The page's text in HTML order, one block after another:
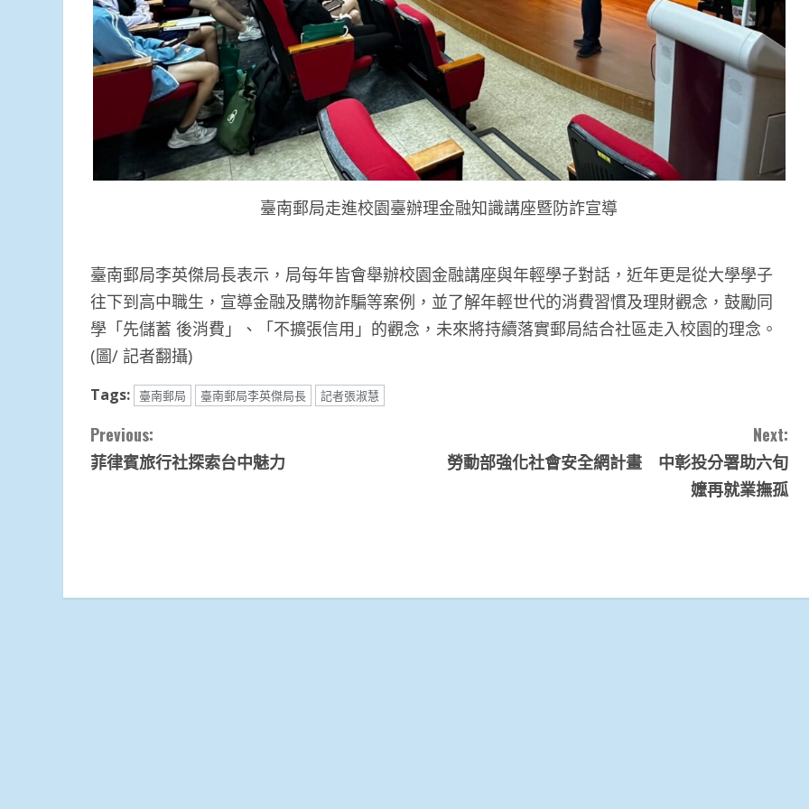
臺南郵局走進校園臺辦理金融知識講座暨防詐宣導
臺南郵局李英傑局長表示，局每年皆會舉辦校園金融講座與年輕學子對話，近年更是從大學學子
往下到高中職生，宣導金融及購物詐騙等案例，並了解年輕世代的消費習慣及理財觀念，鼓勵同
學「先儲蓄 後消費」、「不擴張信用」的觀念，未來將持續落實郵局結合社區走入校園的理念。
(圖/ 記者翻攝)
Tags: 臺南郵局 臺南郵局李英傑局長 記者張淑慧
Continue
Reading
Previous:
菲律賓旅行社探索台中魅力
Next:
勞動部強化社會安全網計畫 中彰投分署助六旬
嬤再就業撫孤